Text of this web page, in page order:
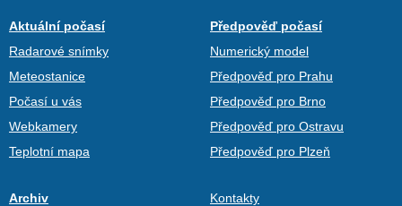
Aktuální počasí
Radarové snímky
Meteostanice
Počasí u vás
Webkamery
Teplotní mapa
Předpověď počasí
Numerický model
Předpověď pro Prahu
Předpověď pro Brno
Předpověď pro Ostravu
Předpověď pro Plzeň
Archiv Kontakty